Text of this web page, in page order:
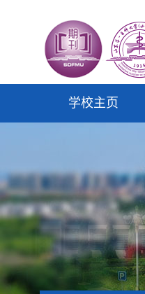
学校主页